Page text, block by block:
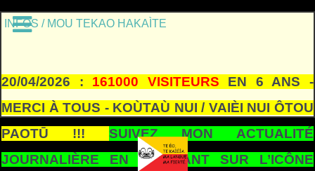
INFOS / MOU TEKAO HAKAÌTE
20/04/2026 : 161000 VISITEURS EN 6 ANS -
MERCI À TOUS - KOÙTAÙ NUI / VAIÈI NUI ÔTOU
PAOTŪ !!! SUIVEZ MON ACTUALITÉ
JOURNALIÈRE EN CLIQUANT SUR L’ICÔNE